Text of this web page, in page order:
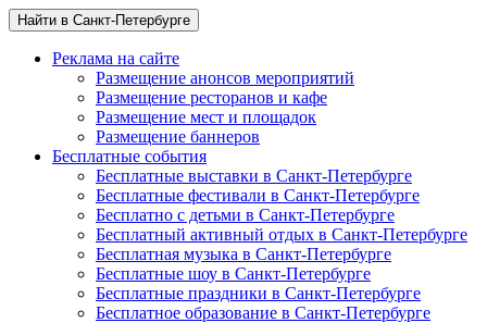
Найти в Санкт-Петербурге
Реклама на сайте
Размещение анонсов мероприятий
Размещение ресторанов и кафе
Размещение мест и площадок
Размещение баннеров
Бесплатные события
Бесплатные выставки в Санкт-Петербурге
Бесплатные фестивали в Санкт-Петербурге
Бесплатно с детьми в Санкт-Петербурге
Бесплатный активный отдых в Санкт-Петербурге
Бесплатная музыка в Санкт-Петербурге
Бесплатные шоу в Санкт-Петербурге
Бесплатные праздники в Санкт-Петербурге
Бесплатное образование в Санкт-Петербурге